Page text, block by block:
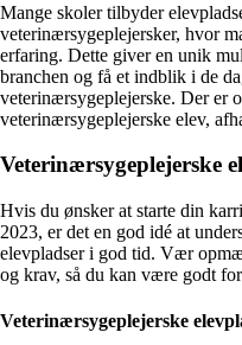
Mange skoler tilbyder
veterinærsygeplejersker, hvor
erfaring. Dette giver en unik
branchen og få et indblik i de
veterinærsygeplejerske. Der er
veterinærsygeplejerske elev,
Veterinærsygeplejerske
Hvis du ønsker at starte din
2023, er det en god idé at
elevpladser i god tid. Vær
og krav, så du kan være godt
Veterinærsygeplejerske